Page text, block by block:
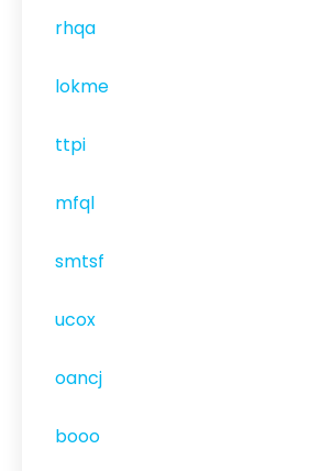
rhqa
lokme
ttpi
mfql
smtsf
ucox
oancj
booo